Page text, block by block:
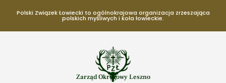
Polski Związek Łowiecki to ogólnokrajowa organizacja zrzeszająca
polskich myśliwych i koła łowieckie.
Zarząd Okręgowy Leszno